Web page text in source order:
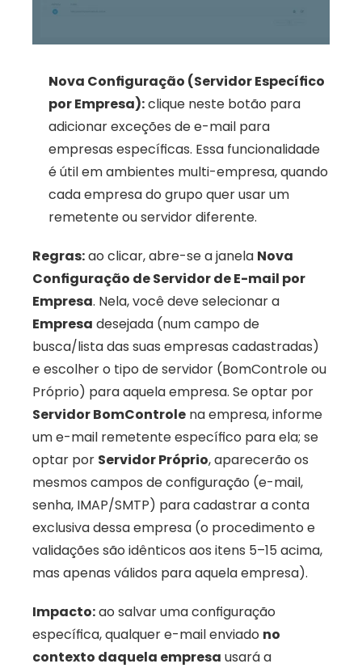
Nova Configuração (Servidor Específico
por Empresa): clique neste botão para
adicionar exceções de e-mail para
empresas específicas. Essa funcionalidade
é útil em ambientes multi-empresa, quando
cada empresa do grupo quer usar um
remetente ou servidor diferente.
Regras: ao clicar, abre-se a janela Nova
Configuração de Servidor de E-mail por
Empresa
Empresa desejada (num campo de
busca/lista das suas empresas cadastradas)
e escolher o tipo de servidor (BomControle ou
Servidor BomControle na empresa, informe
um e-mail remetente específico para ela; se
optar por Servidor Próprio, aparecerão os
mesmos campos de configuração (e-mail,
senha, IMAP/SMTP) para cadastrar a conta
exclusiva dessa empresa (o procedimento e
validações são idênticos aos itens 5–15 acima,
mas apenas válidos para aquela empresa).
Impacto: ao salvar uma configuração
específica, qualquer e-mail enviado no
contexto daquela empresa usará a